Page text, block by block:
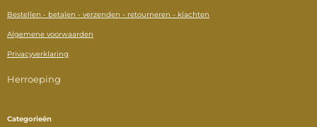
Bestellen - betalen - verzenden - retourneren - klachten
Algemene voorwaarden
Privacyverklaring
Herroeping
Categorieën